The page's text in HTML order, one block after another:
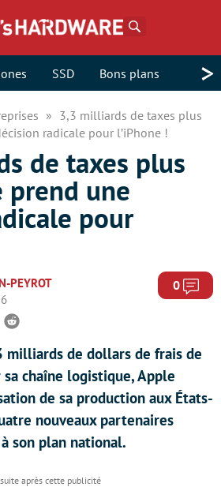
SSD Bons plans >
3,3 milliards de taxes plus
radicale pour l’iPhone !
de taxes plus
prend une
pour
PEYROT
0
Reddit
milliards de dollars de frais de
chaîne logistique, Apple
de sa production aux États-
nouveaux partenaires
son plan national.